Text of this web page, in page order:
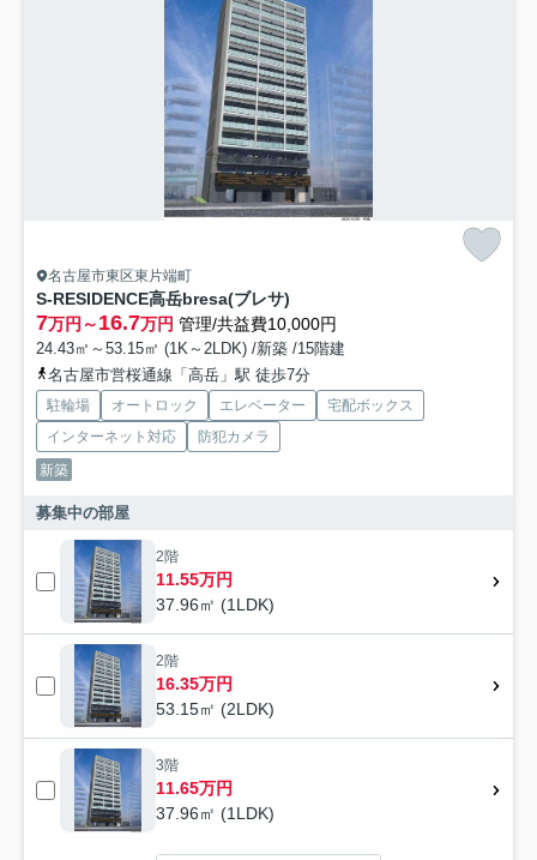
名古屋市東区東片端町
S-RESIDENCE高岳bresa(ブレサ)
7万円～16.7万円 管理/共益費10,000円
24.43㎡～53.15㎡ (1K～2LDK) /新築 /15階建
名古屋市営桜通線「高岳」駅 徒歩7分
駐輪場 オートロック エレベーター
宅配ボックス
インターネット対応
防犯カメラ
新築
募集中の部屋
2階
11.55万円
37.96㎡ (1LDK)
2階
16.35万円
53.15㎡ (2LDK)
3階
11.65万円
37.96㎡ (1LDK)